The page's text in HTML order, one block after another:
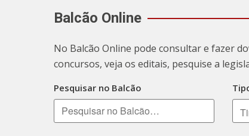
Balcão Online
No Balcão Online pode consultar e fazer
concursos, veja os editais, pesquise a
Pesquisar no Balcão